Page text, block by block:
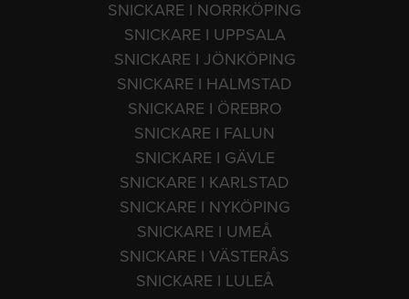
SNICKARE I NORRKÖPING
SNICKARE I UPPSALA
SNICKARE I JÖNKÖPING
SNICKARE I HALMSTAD
SNICKARE I ÖREBRO
SNICKARE I FALUN
SNICKARE I GÄVLE
SNICKARE I KARLSTAD
SNICKARE I NYKÖPING
SNICKARE I UMEÅ
SNICKARE I VÄSTERÅS
SNICKARE I LULEÅ